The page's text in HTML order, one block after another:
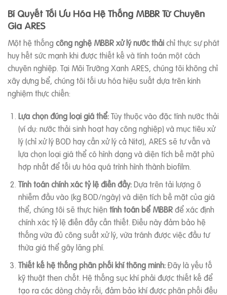
Bí Quyết Tối Ưu Hóa Hệ Thống MBBR Từ Chuyên
Gia ARES
Một hệ thống công nghệ MBBR xử lý nước thảichỉ thực sự phát
huy hết sức mạnh khi được thiết kế và tính toán một cách
chuyên nghiệp. Tại Môi Trường Xanh ARES, chúng tôi không chỉ
xây dựng bể, chúng tôi tối ưu hóa hiệu suất dựa trên kinh
nghiệm thực chiến:
Lựa chọn đúng loại giá thể:Tùy thuộc vào đặc tính nước thải
(ví dụ: nước thải sinh hoạt hay công nghiệp) và mục tiêu xử
lý (chỉ xử lý BOD hay cần xử lý cả Nitơ), ARES sẽ tư vấn và
lựa chọn loại giá thể có hình dạng và diện tích bề mặt phù
hợp nhất để tối ưu hóa quá trình hình thành biofilm.
Tính toán chính xác tỷ lệ điền đầy:Dựa trên tải lượng ô
nhiễm đầu vào (kg BOD/ngày) và diện tích bề mặt của giá
thể, chúng tôi sẽ thực hiện tính toán bể MBBRđể xác định
chính xác tỷ lệ điền đầy cần thiết. Điều này đảm bảo hệ
thống vừa đủ công suất xử lý, vừa tránh được việc đầu tư
thừa giá thể gây lãng phí.
Thiết kế hệ thống phân phối khí thông minh:Đây là yếu tố
kỹ thuật then chốt. Hệ thống sục khí phải được thiết kế để
tạo ra các dòng chảy rối, đảm bảo khí được phân phối đều